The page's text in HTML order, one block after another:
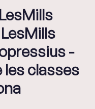
-
les classes